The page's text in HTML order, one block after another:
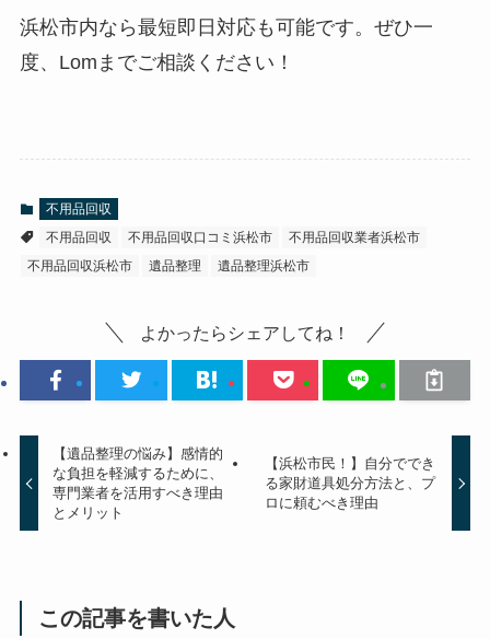
浜松市内なら最短即日対応も可能です。ぜひ一
度、Lomまでご相談ください！
不用品回収
不用品回収
不用品回収口コミ浜松市
不用品回収業者浜松市
不用品回収浜松市
遺品整理 遺品整理浜松市
よかったらシェアしてね！
【遺品整理の悩み】感情的
な負担を軽減するために、
専門業者を活用すべき理由
とメリット
【浜松市民！】自分ででき
る家財道具処分方法と、プ
ロに頼むべき理由
この記事を書いた人